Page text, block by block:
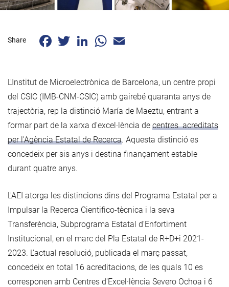
Share FacebookTwitterLinkedInWhatsApp
L'Institut de Microelectrònica de Barcelona, un centre propi
del CSIC (IMB-CNM-CSIC) amb gairebé quaranta anys de
trajectòria, rep la distinció María de Maeztu, entrant a
formar part de la xarxa d'excel·lència de centres acreditats
per l'Agència Estatal de Recerca. Aquesta distinció es
concedeix per sis anys i destina finançament estable
durant quatre anys.
L'AEI atorga les distincions dins del Programa Estatal per a
Impulsar la Recerca Cientifico-tècnica i la seva
Transferència, Subprograma Estatal d'Enfortiment
Institucional, en el marc del Pla Estatal de R+D+i 2021-
2023. L'actual resolució, publicada el març passat,
concedeix en total 16 acreditacions, de les quals 10 es
corresponen amb Centres d'Excel·lència Severo Ochoa i 6